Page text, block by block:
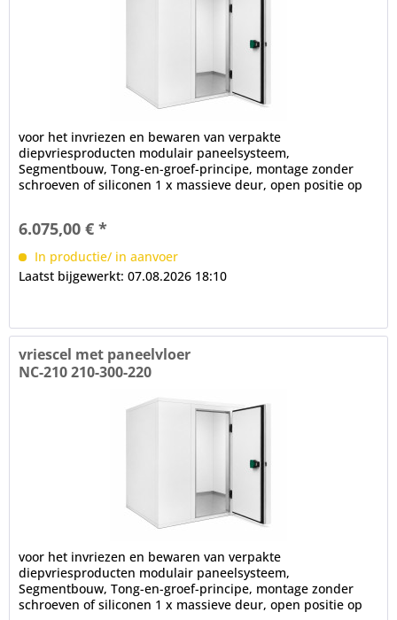
voor het invriezen en bewaren van verpakte
diepvriesproducten modulair paneelsysteem,
Segmentbouw, Tong-en-groef-principe, montage zonder
schroeven of siliconen 1 x massieve deur, open positie op
6.075,00 € *
In productie/ in aanvoer
Laatst bijgewerkt: 07.08.2026 18:10
vriescel met paneelvloer
NC-210 210-300-220
voor het invriezen en bewaren van verpakte
diepvriesproducten modulair paneelsysteem,
Segmentbouw, Tong-en-groef-principe, montage zonder
schroeven of siliconen 1 x massieve deur, open positie op